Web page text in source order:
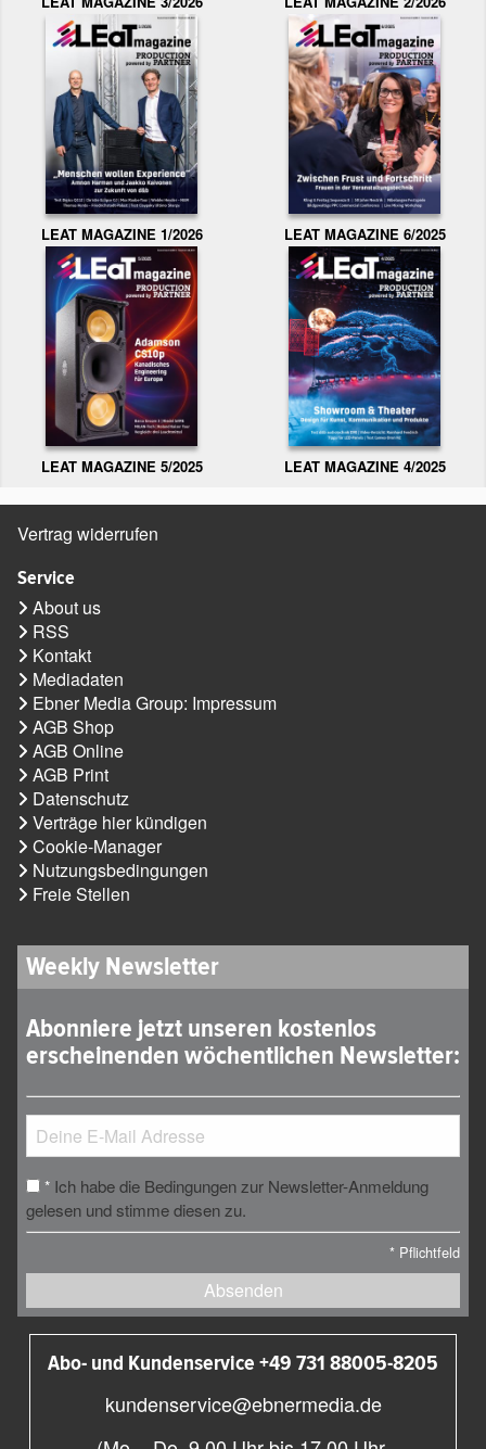
LEAT MAGAZINE 1/2026 LEAT MAGAZINE 6/2025
LEAT MAGAZINE 5/2025 LEAT MAGAZINE 4/2025
Vertrag widerrufen
Service
About us
RSS
Kontakt
Mediadaten
Ebner Media Group: Impressum
AGB Shop
AGB Online
AGB Print
Datenschutz
Verträge hier kündigen
Cookie-Manager
Nutzungsbedingungen
Freie Stellen
Weekly Newsletter
Abonniere jetzt unseren kostenlos
erscheinenden wöchentlichen Newsletter:
* Ich habe die Bedingungen zur Newsletter-Anmeldung
gelesen und stimme diesen zu.
* Pflichtfeld
Absenden
Abo- und Kundenservice +49 731 88005-8205
kundenservice@ebnermedia.de